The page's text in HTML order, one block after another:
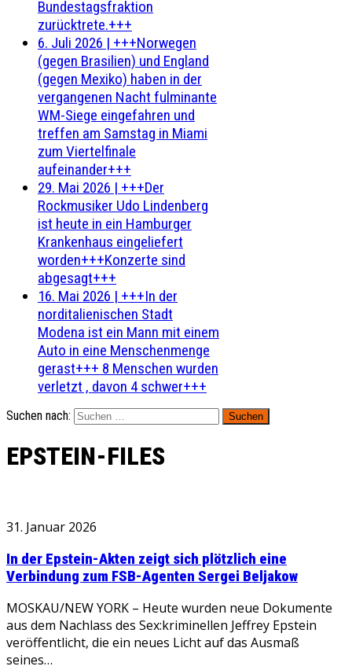
Bundestagsfraktion
zurücktrete.+++
6. Juli 2026 | +++Norwegen
(gegen Brasilien) und England
(gegen Mexiko) haben in der
vergangenen Nacht fulminante
WM-Siege eingefahren und
treffen am Samstag in Miami
zum Viertelfinale
aufeinander+++
29. Mai 2026 | +++Der
Rockmusiker Udo Lindenberg
ist heute in ein Hamburger
Krankenhaus eingeliefert
worden+++Konzerte sind
abgesagt+++
16. Mai 2026 | +++In der
norditalienischen Stadt
Modena ist ein Mann mit einem
Auto in eine Menschenmenge
gerast+++ 8 Menschen wurden
verletzt , davon 4 schwer+++
Suchen nach:
EPSTEIN-FILES
31. Januar 2026
In der Epstein-Akten zeigt sich plötzlich eine
Verbindung zum FSB-Agenten Sergei Beljakow
MOSKAU/NEW YORK – Heute wurden neue Dokumente
aus dem Nachlass des Sex:kriminellen Jeffrey Epstein
veröffentlicht, die ein neues Licht auf das Ausmaß
seines…